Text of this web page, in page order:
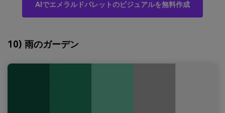
AIでエメラルドパレットのビジュアルを無料作成
10) 雨のガーデン